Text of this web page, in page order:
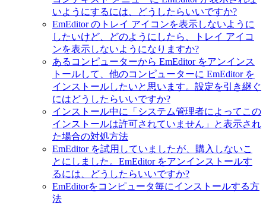
いようにするには、どうしたらいいですか?
EmEditor のトレイ アイコンを表示しないように
したいけど、どのようにしたら、トレイ アイコ
ンを表示しないようになりますか?
あるコンピューターから EmEditor をアンインス
トールして、他のコンピューターに EmEditor を
インストールしたいと思います。設定を引き継ぐ
にはどうしたらいいですか?
インストール中に「システム管理者によってこの
インストールは許可されていません」と表示され
た場合の対処方法
EmEditor を試用していましたが、購入しないこ
とにしました。EmEditor をアンインストールす
るには、どうしたらいいですか?
EmEditorをコンピュータ毎にインストールする方
法